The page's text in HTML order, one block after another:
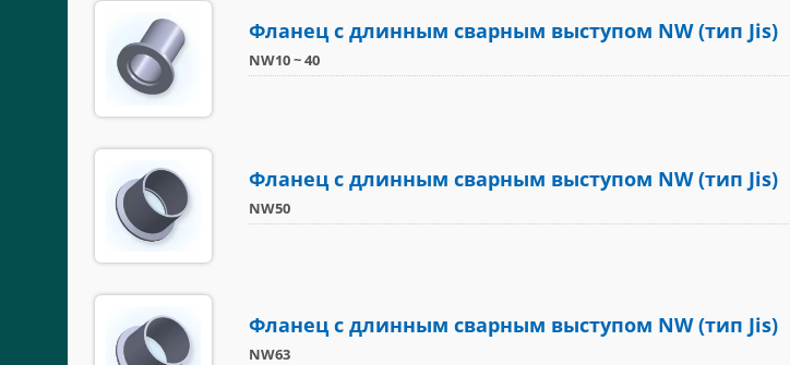
Фланец с длинным сварным выступом NW (тип Jis)
NW10 ~ 40
Фланец с длинным сварным выступом NW (тип Jis)
NW50
Фланец с длинным сварным выступом NW (тип Jis)
NW63